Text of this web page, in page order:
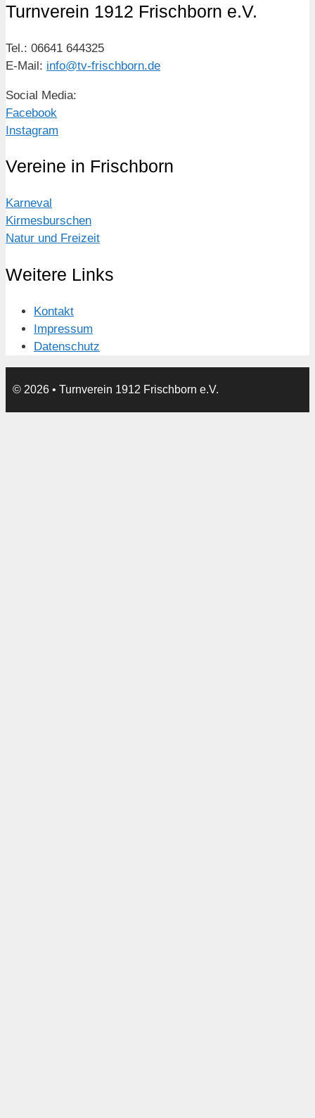
Turnverein 1912 Frischborn e.V.
Tel.: 06641 644325
E-Mail: info@tv-frischborn.de
Social Media:
Facebook
Instagram
Vereine in Frischborn
Karneval
Kirmesburschen
Natur und Freizeit
Weitere Links
Kontakt
Impressum
Datenschutz
© 2026 • Turnverein 1912 Frischborn e.V.